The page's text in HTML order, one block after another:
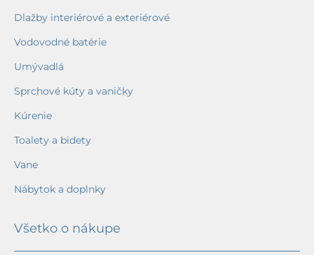
Dlažby interiérové a exteriérové
Vodovodné batérie
Umývadlá
Sprchové kúty a vaničky
Kúrenie
Toalety a bidety
Vane
Nábytok a doplnky
Všetko o nákupe